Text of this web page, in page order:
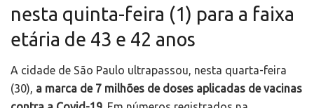
nesta quinta-feira (1) para a faixa
etária de 43 e 42 anos
A cidade de São Paulo ultrapassou, nesta quarta-feira
(30), a marca de 7 milhões de doses aplicadas de vacinas